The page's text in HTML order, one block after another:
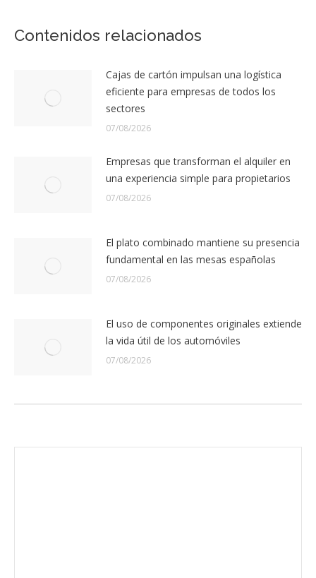
Contenidos relacionados
Cajas de cartón impulsan una logística
eficiente para empresas de todos los
sectores
07/08/2026
Empresas que transforman el alquiler en
una experiencia simple para propietarios
07/08/2026
El plato combinado mantiene su presencia
fundamental en las mesas españolas
07/08/2026
El uso de componentes originales extiende
la vida útil de los automóviles
07/08/2026